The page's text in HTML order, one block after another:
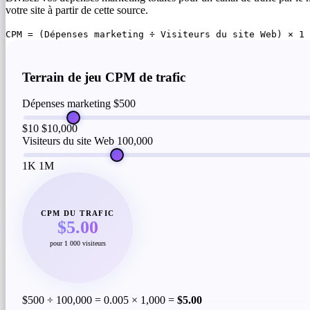
votre site à partir de cette source.
CPM = (Dépenses marketing ÷ Visiteurs du site Web) × 1
Terrain de jeu CPM de trafic
Dépenses marketing $500
$10 $10,000
Visiteurs du site Web 100,000
1K 1M
CPM DU TRAFIC
$5.00
pour 1 000 visiteurs
$500 ÷ 100,000 = 0.005 × 1,000 = $5.00